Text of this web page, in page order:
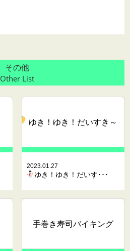
その他
Other List
ゆき！ゆき！だいすき～
2023.01.27
ゆき！ゆき！だいす･･･
手巻き寿司バイキング